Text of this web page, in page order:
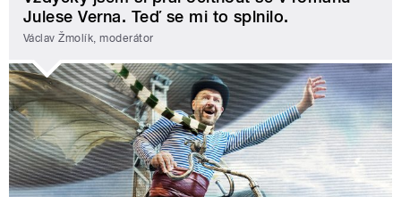
Julese Verna. Teď se mi to splnilo.
Václav Žmolík, moderátor